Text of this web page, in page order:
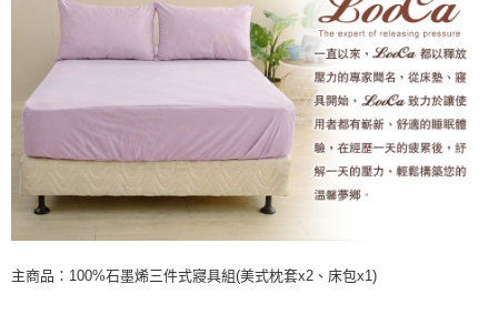
主商品：100%石墨烯三件式寢具組(美式枕套x2、床包x1)